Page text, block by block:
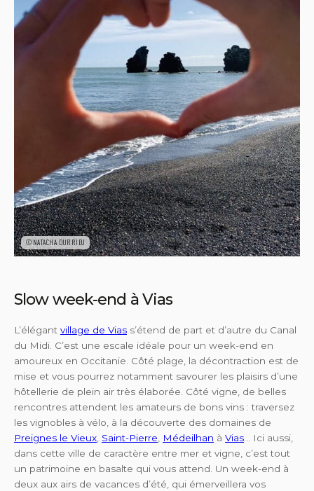
©NATACHA DURRIEU
Slow week-end à Vias
L’élégant village de Vias s’étend de part et d’autre du Canal
du Midi. C’est une escale idéale pour un week-end en
amoureux en Occitanie. Côté plage, la décontraction est de
mise et vous pourrez notamment savourer les plaisirs d’une
hôtellerie de plein air très élaborée. Côté vigne, de belles
rencontres attendent les amateurs de bons vins : traversez
les vignobles à vélo, à la découverte des domaines de
Preignes le Vieux, Saint-Pierre, Médeilhan à Vias… Ici aussi,
dans cette ville de caractère entre mer et vigne, c’est tout
un patrimoine en basalte qui vous attend. Un week-end à
deux aux airs de vacances d’été, qui émerveillera vos